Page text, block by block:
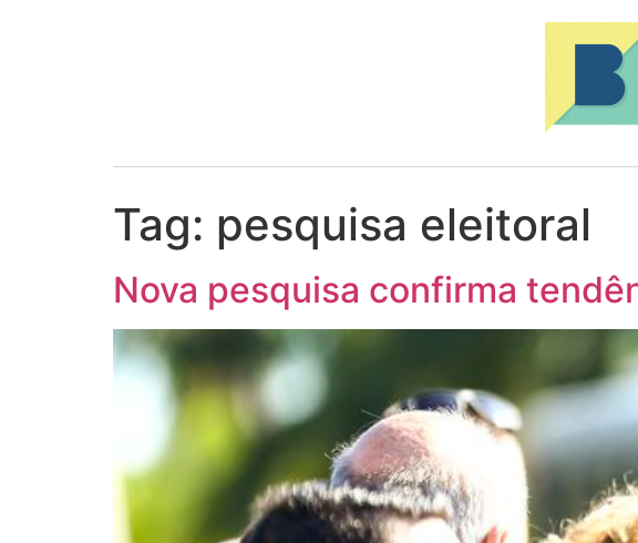
Tag: pesquisa eleitoral
Nova pesquisa confirma